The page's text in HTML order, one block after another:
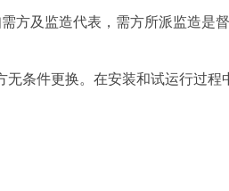
方及监造代表，需方所派监造是
条件更换。在安装和试运行过程